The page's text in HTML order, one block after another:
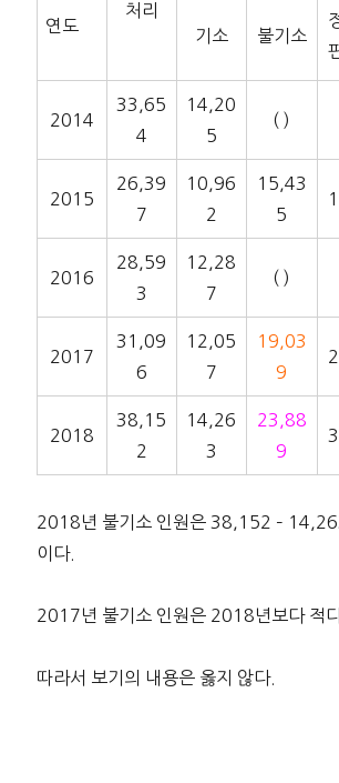
연도
처리
기소 불기소
2014
33,65
4
14,20
5
( )
2015
26,39
7
10,96
2
15,43
5
2016
28,59
3
12,28
7
( )
2017
31,09
6
12,05
7
19,03
9
2018
38,15
2
14,26
3
23,88
9
2018년 불기소 인원은 38,152 –
이다.
2017년 불기소 인원은 2018년보다 적
따라서 보기의 내용은 옳지 않다.